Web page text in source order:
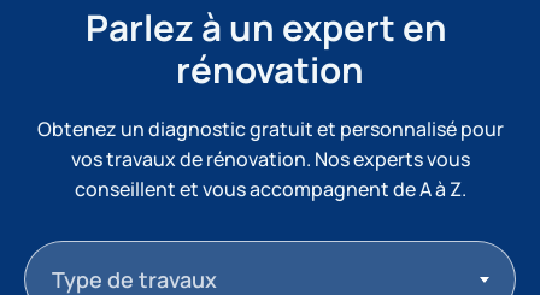
Parlez à un expert en
rénovation
Obtenez un diagnostic gratuit et personnalisé pour
vos travaux de rénovation. Nos experts vous
conseillent et vous accompagnent de A à Z.
Type de travaux